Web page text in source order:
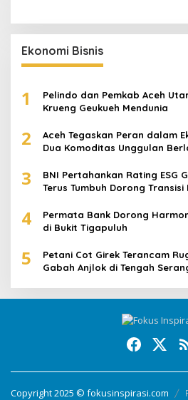
Ekonomi Bisnis
1
Pelindo dan Pemkab Aceh
Krueng Geukueh Mendunia
2
Aceh Tegaskan Peran dalam
Dua Komoditas Unggulan
3
BNI Pertahankan Rating ESG
Terus Tumbuh Dorong
4
Permata Bank Dorong
di Bukit Tigapuluh
5
Petani Cot Girek Terancam
Gabah Anjlok di Tengah
Copyright 2025 © fokusinspirasi.com